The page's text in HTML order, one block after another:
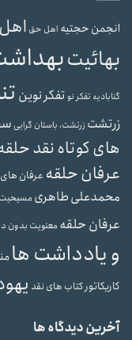
انجمن حجتیه اهل حق
بهائیت
گنابادیه تفکر نوتفکر نوین
زرتشت زرتشت، باستان گرایی
های کوتاه نقد
عرفان حلقه عرفان
محمدعلی طاهری مسیحیت
عرفان حلقه معنویت بدون
و یادداشت ها
کاریکاتورکتاب های نقد
آخرین دیدگاه ها